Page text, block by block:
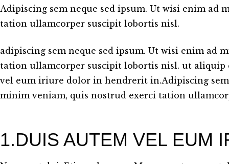
Adipiscing sem neque sed ipsum. Ut wisi enim ad
tation ullamcorper suscipit lobortis nisl.
adipiscing sem neque sed ipsum. Ut wisi enim ad
tation ullamcorper suscipit lobortis nisl. ut aliquip
vel eum iriure dolor in hendrerit in.Adipiscing
minim veniam, quis nostrud exerci tation
1.DUIS AUTEM VEL EUM